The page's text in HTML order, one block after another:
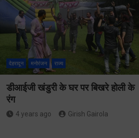
देहरादून मनोरंजन राज्य
डीआईजी खंडुरी के घर पर बिखरे होली के
रंग
4 years ago Girish Gairola
में रहें अधिकारीः